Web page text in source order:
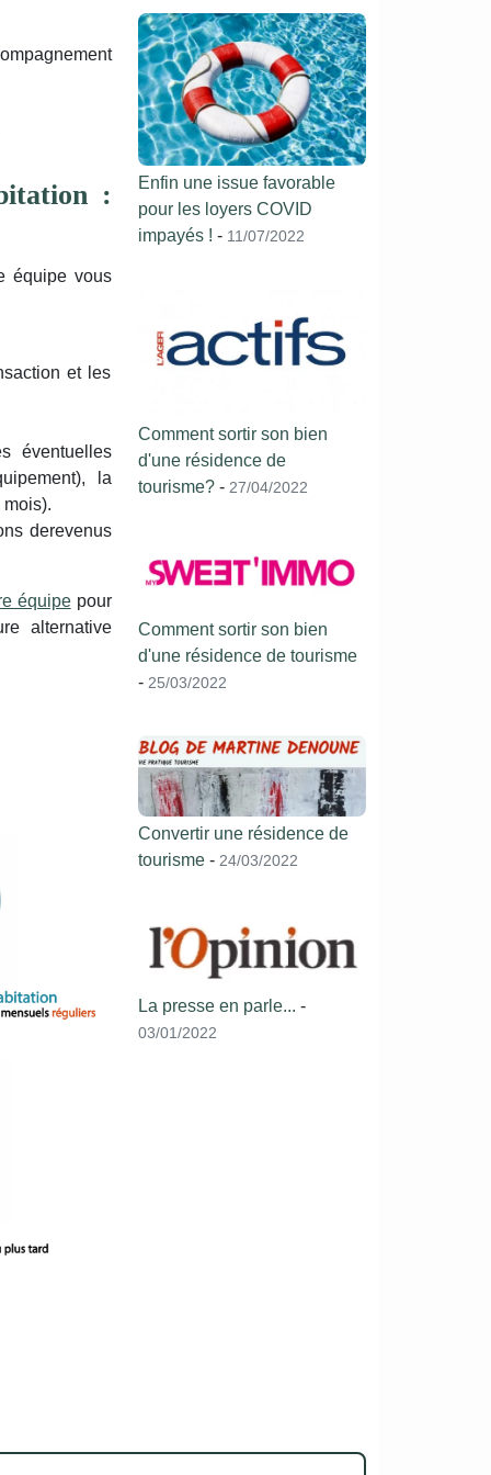
:
équipe vous
et les
éventuelles
la
derevenus
équipepour
alternative
Enfin une issue favorable
pour les loyers COVID
impayés ! - 11/07/2022
Comment sortir son bien
d'une résidence de
tourisme? - 27/04/2022
Comment sortir son bien
d'une résidence de tourisme
- 25/03/2022
Convertir une résidence de
tourisme - 24/03/2022
La presse en parle... -
03/01/2022